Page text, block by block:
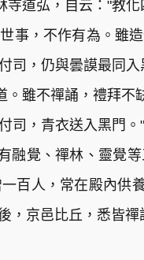
道弘，自云："教
事，不作有為。雖
司，仍與曇謨最同
雖不禪誦，禮拜不
司，青衣送入黑門
融覺、禪林、靈覺
百人，常在殿內供
，京邑比丘，悉皆禪